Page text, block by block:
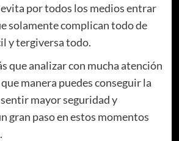
por todos los medios entrar
solamente complican todo de
y tergiversa todo.
que analizar con mucha atención
manera puedes conseguir la
mayor seguridad y
gran paso en estos momentos